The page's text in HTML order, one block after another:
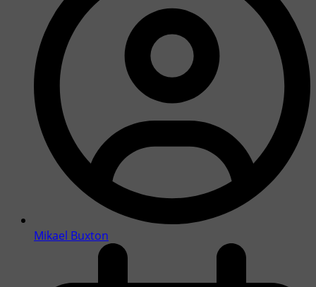
Mikael Buxton